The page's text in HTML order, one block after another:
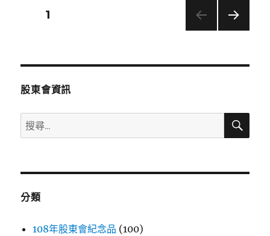
11
卡〉
分
頁次1
股東會資訊
搜
尋
鍵
搜
分類
108年股東會紀念品 (100)